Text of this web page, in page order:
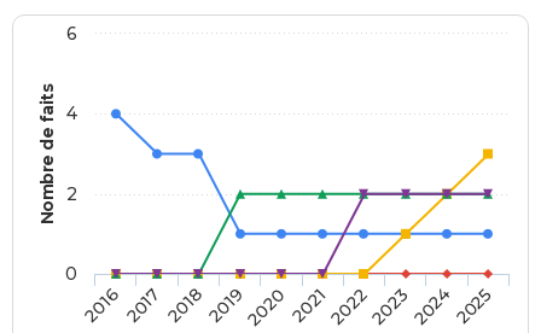
Nombre de faits
20162017 20182019202020212022202320242025
0
2
4
6